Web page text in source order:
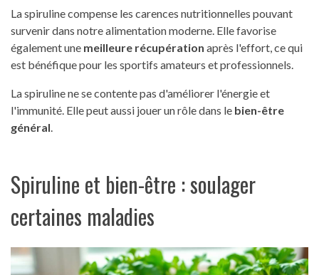
La spiruline compense les carences nutritionnelles pouvant
survenir dans notre alimentation moderne. Elle favorise
également une meilleure récupération après l'effort, ce qui
est bénéfique pour les sportifs amateurs et professionnels.
La spiruline ne se contente pas d'améliorer l'énergie et
l'immunité. Elle peut aussi jouer un rôle dans le bien-être
général
Spiruline et bien-être : soulager
certaines maladies